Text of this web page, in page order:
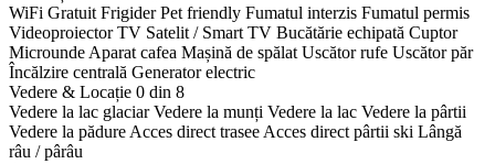
WiFi Gratuit Frigider Pet friendly Fumatul interzis Fumatul permis
Videoproiector TV Satelit / Smart TV Bucătărie echipată Cuptor
Microunde Aparat cafea Mașină de spălat Uscător rufe Uscător păr
Încălzire centrală Generator electric
Vedere & Locație 0 din 8
Vedere la lac glaciar Vedere la munți Vedere la lac Vedere la pârtii
Vedere la pădure Acces direct trasee Acces direct pârtii ski Lângă
râu / pârâu